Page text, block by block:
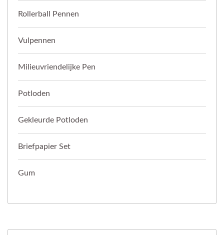
Rollerball Pennen
Vulpennen
Milieuvriendelijke Pen
Potloden
Gekleurde Potloden
Briefpapier Set
Gum